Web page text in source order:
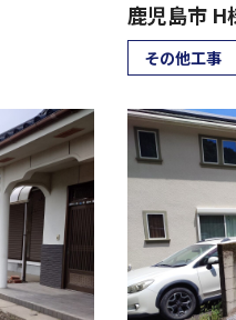
鹿児島市 H
その他工事